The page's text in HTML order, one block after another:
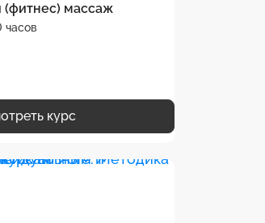
(фитнес) массаж
часов
курс